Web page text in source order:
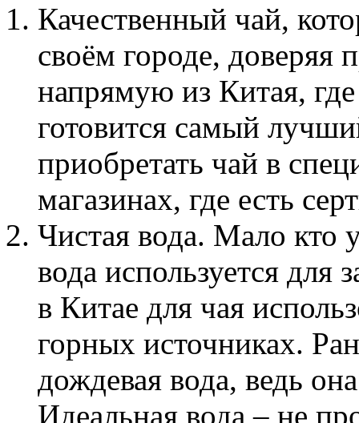
Качественный чай,
своём городе, доверяя
напрямую из Китая,
готовится самый
приобретать чай в
магазинах, где есть
Чистая вода. Мало кто
вода используется для
в Китае для чая
горных источниках.
дождевая вода, ведь
Идеальная вода – не